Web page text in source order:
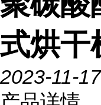
式烘干
2023-11-17